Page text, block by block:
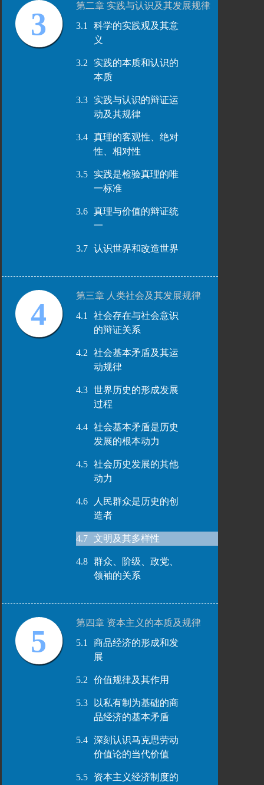
3
第二章 实践与认识及其发展规律
3.1
科学的实践观及其意
义
3.2
实践的本质和认识的
本质
3.3
实践与认识的辩证运
动及其规律
3.4
真理的客观性、绝对
性、相对性
3.5
实践是检验真理的唯
一标准
3.6
真理与价值的辩证统
一
3.7 认识世界和改造世界
4
第三章 人类社会及其发展规律
4.1
社会存在与社会意识
的辩证关系
4.2
社会基本矛盾及其运
动规律
4.3
世界历史的形成发展
过程
4.4
社会基本矛盾是历史
发展的根本动力
4.5
社会历史发展的其他
动力
4.6
人民群众是历史的创
造者
4.7 文明及其多样性
4.8
群众、阶级、政党、
领袖的关系
5
第四章 资本主义的本质及规律
5.1
商品经济的形成和发
展
5.2 价值规律及其作用
5.3
以私有制为基础的商
品经济的基本矛盾
5.4
深刻认识马克思劳动
价值论的当代价值
5.5
资本主义经济制度的